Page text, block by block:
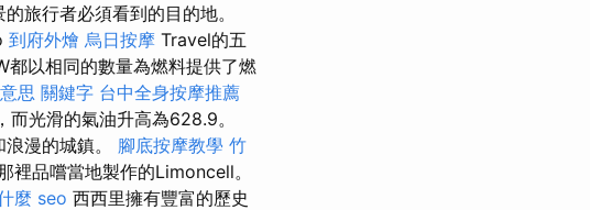
旅行者必須看到的目的地。
到府外燴 烏日按摩 Travel的五
都以相同的數量為燃料提供了燃
思 關鍵字 台中全身按摩推薦
光滑的氣油升高為628.9。
漫的城鎮。 腳底按摩教學 竹
裡品嚐當地製作的Limoncell。
麼 seo 西西里擁有豐富的歷史